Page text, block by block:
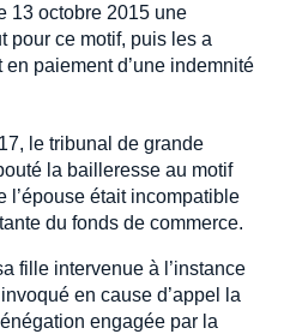
13 octobre 2015 une
pour ce motif, puis les a
paiement d’une indemnité
le tribunal de grande
la bailleresse au motif
l’épouse était incompatible
du fonds de commerce.
fille intervenue à l’instance
en cause d’appel la
engagée par la